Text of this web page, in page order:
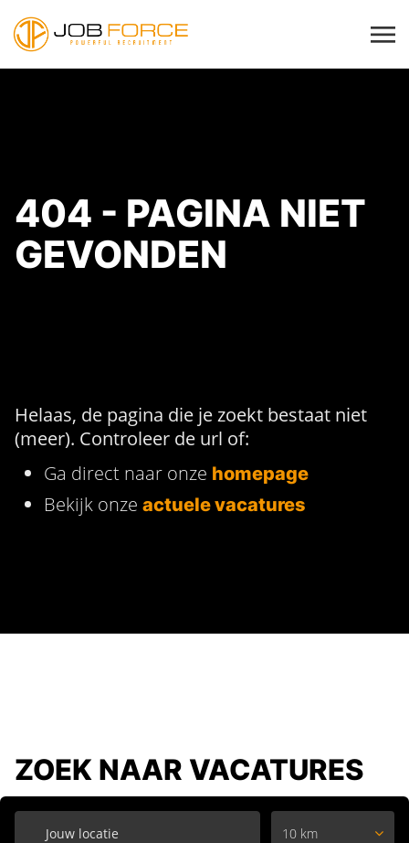
404 - PAGINA NIET
GEVONDEN
Helaas, de pagina die je zoekt bestaat niet
(meer). Controleer de url of:
Ga direct naar onze homepage
Bekijk onze actuele vacatures
ZOEK NAAR VACATURES
10 km